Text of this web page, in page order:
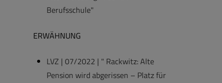
Berufsschule"
ERWÄHNUNG
LVZ | 07/2022 | " Rackwitz: Alte
Pension wird abgerissen – Platz für